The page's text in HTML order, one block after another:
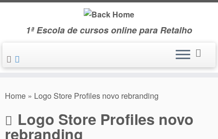
Skip
1ª Escola de cursos online para Retalho
Home » Logo Store Profiles novo rebranding
Logo Store Profiles novo
rebranding